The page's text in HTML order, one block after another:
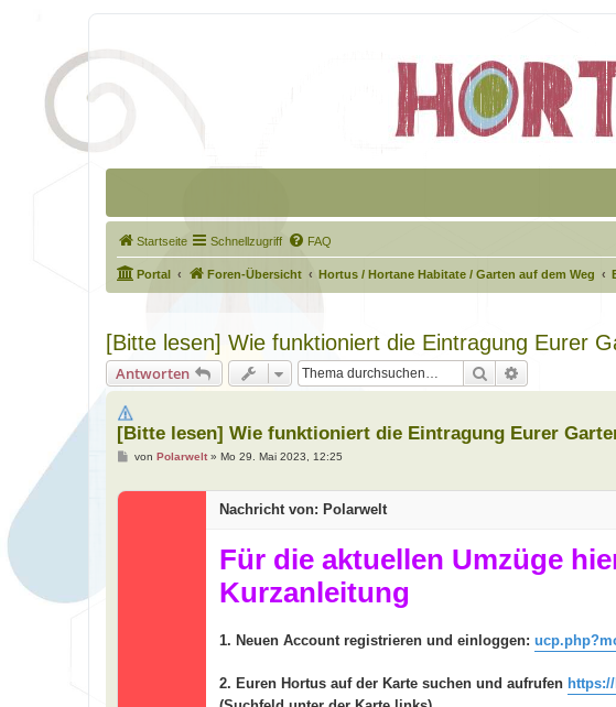
Startseite Schnellzugriff FAQ
Portal Foren-Übersicht Hortus / Hortane Habitate / Garten auf dem Weg
[Bitte lesen] Wie funktioniert die Eintragung Eurer
Antworten Suche
[Bitte lesen] Wie funktioniert die Eintragung Eurer
B
t
von Polarwelt» Mo 29. Mai 2023, 12:25
Nachricht von: Polarwelt
Für die aktuellen Umzüge
Kurzanleitung
1. Neuen Account registrieren und einloggen:
2. Euren Hortus auf der Karte suchen und aufrufen